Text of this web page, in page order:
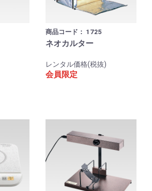
商品コード： 1725
ネオカルター
レンタル価格(税抜)
会員限定